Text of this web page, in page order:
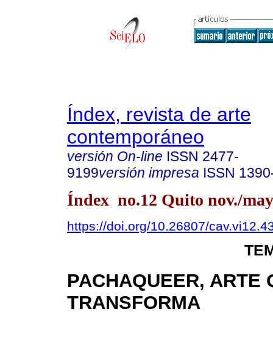
Índex, revista de arte
contemporáneo
versión On-line ISSN 2477-
9199versión impresa ISSN
Índex no.12 Quito nov./
https://doi.org/10.26807/
PACHAQUEER, ARTE
TRANSFORMA